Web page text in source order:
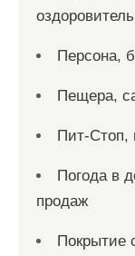
Персона,
Пещера,
Пит-Стоп,
Погода в
продаж
Покрытие